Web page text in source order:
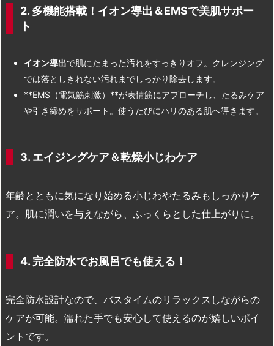
2. 多機能搭載！イオン導出＆EMSで美肌サポー
ト
イオン導出で肌にたまった汚れをすっきりオフ。クレンジング
では落としきれない汚れまでしっかり除去します。
**EMS（電気筋刺激）**が表情筋にアプローチし、たるみケア
や引き締めをサポート。使うたびにハリのある肌へ導きます。
3. エイジングケア＆乾燥小じわケア
年齢とともに気になり始める小じわやたるみもしっかりケ
ア。肌に潤いを与えながら、ふっくらとした仕上がりに。
4. 完全防水でお風呂でも使える！
完全防水設計なので、バスタイムのリラックスしながらの
ケアが可能。濡れた手でも安心して使えるのが嬉しいポイ
ントです。